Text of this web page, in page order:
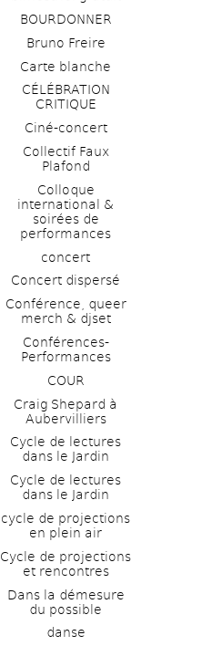
BOURDONNER
Bruno Freire
Carte blanche
CÉLÉBRATION
CRITIQUE
Ciné-concert
Collectif Faux
Plafond
Colloque
international &
soirées de
performances
concert
Concert dispersé
Conférence, queer
merch & djset
Conférences-
Performances
COUR
Craig Shepard à
Aubervilliers
Cycle de lectures
dans le Jardin
Cycle de lectures
dans le Jardin
cycle de projections
en plein air
Cycle de projections
et rencontres
Dans la démesure
du possible
danse